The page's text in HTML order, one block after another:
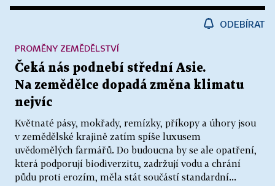
ODEBÍRAT
Čeká nás podnebí střední Asie.
Na zemědělce dopadá změna klimatu
nejvíc
Květnaté pásy, mokřady, remízky, příkopy a úhory jsou
v zemědělské krajině zatím spíše luxusem
uvědomělých farmářů. Do budoucna by se ale opatření,
která podporují biodiverzitu, zadržují vodu a chrání
půdu proti erozím, měla stát součástí standardní...
PROMĚNY ZEMĚDĚLSTVÍ